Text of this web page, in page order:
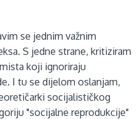
se jednim važnim
S jedne strane, kritiziram
koji ignoriraju
I tu se dijelom oslanjam,
socijalističkog
"socijalne reprodukcije"